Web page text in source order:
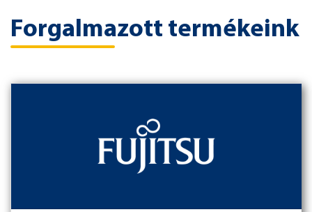
Forgalmazott termékeink